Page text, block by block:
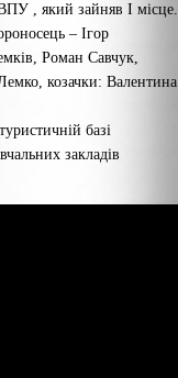
, який зайняв І місце.
– Ігор
Роман Савчук,
козачки: Валентина
базі
закладів